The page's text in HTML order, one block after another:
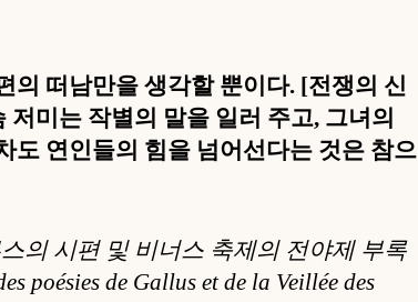
의 떠남만을 생각할 뿐이다. [전쟁의 신
미는 작별의 말을 일러 주고, 그녀의
도 연인들의 힘을 넘어선다는 것은 참으
의 시편 및 비너스 축제의 전야제 부록
poésies de Gallus et de la Veillée des